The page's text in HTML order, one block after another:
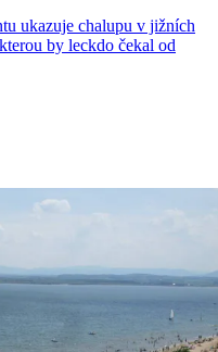
ukazuje chalupu v jižních
by leckdo čekal od